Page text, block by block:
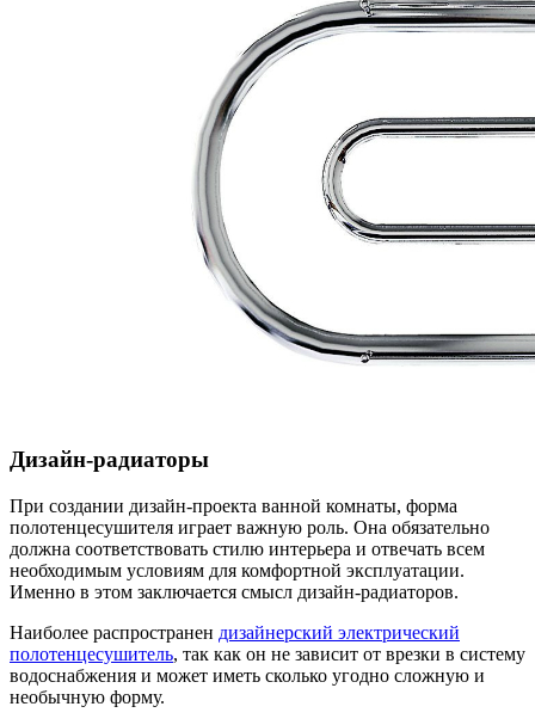
Дизайн-радиаторы
При создании дизайн-проекта ванной комнаты, форма
полотенцесушителя играет важную роль. Она обязательно
должна соответствовать стилю интерьера и отвечать всем
необходимым условиям для комфортной эксплуатации.
Именно в этом заключается смысл дизайн-радиаторов.
Наиболее распространен дизайнерский электрический
полотенцесушитель, так как он не зависит от врезки в систему
водоснабжения и может иметь сколько угодно сложную и
необычную форму.